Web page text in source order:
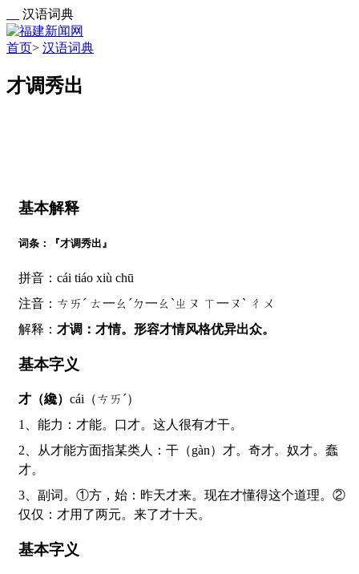
汉语词典
首页> 汉语词典
才调秀出
基本解释
词条：『才调秀出』
拼音：cái tiáo xiù chū
注音：ㄘㄞˊ ㄊ一ㄠˊㄉ一ㄠˋㄓㄡ ㄒ一ㄡˋ ㄔㄨ
解释： 才调：才情。形容才情风格优异出众。
基本字义
才（纔） cái（ㄘㄞˊ）
1、能力：才能。口才。这人很有才干。
2、从才能方面指某类人：干（gàn）才。奇才。奴才。蠢
才。
3、副词。①方，始：昨天才来。现在才懂得这个道理。②
仅仅：才用了两元。来了才十天。
基本字义